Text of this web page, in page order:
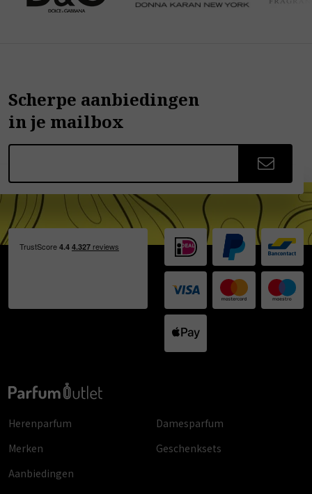
Scherpe aanbiedingen
in je mailbox
Herenparfum
Damesparfum
Merken
Geschenksets
Aanbiedingen